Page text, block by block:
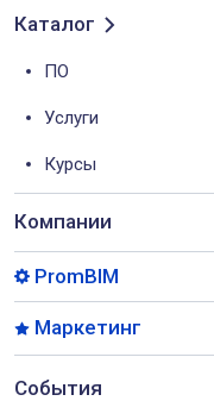
Каталог
ПО
Услуги
Курсы
Компании
PromBIM
Маркетинг
События